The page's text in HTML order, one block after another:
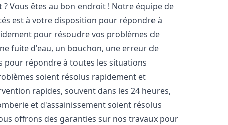
Vous êtes au bon endroit ! Notre équipe de
est à votre disposition pour répondre à
pour résoudre vos problèmes de
fuite d'eau, un bouchon, une erreur de
pour répondre à toutes les situations
soient résolus rapidement et
rapides, souvent dans les 24 heures,
et d'assainissement soient résolus
offrons des garanties sur nos travaux pour